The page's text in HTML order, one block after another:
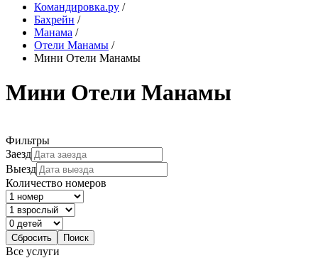
Командировка.ру /
Бахрейн /
Манама /
Отели Манамы /
Мини Отели Манамы
Мини Отели Манамы
Фильтры
Заезд
Выезд
Количество номеров
Все услуги